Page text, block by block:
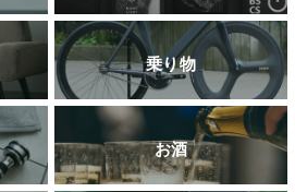
乗り物
お酒